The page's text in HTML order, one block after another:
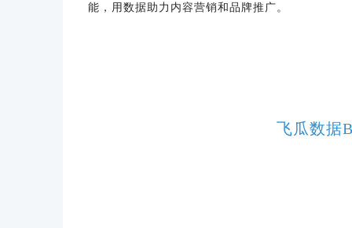
能，用数据助力内容营销和品牌推广。
飞瓜数据